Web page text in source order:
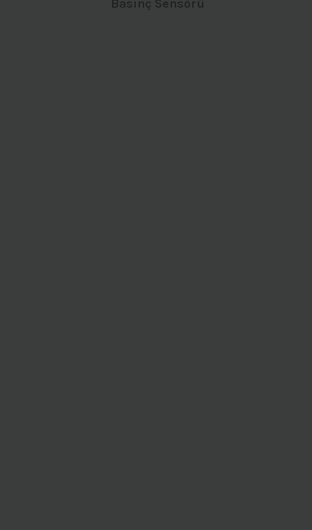
Basınç Sensörü